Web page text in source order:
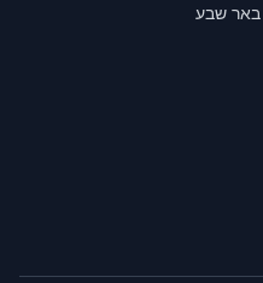
באר שבע